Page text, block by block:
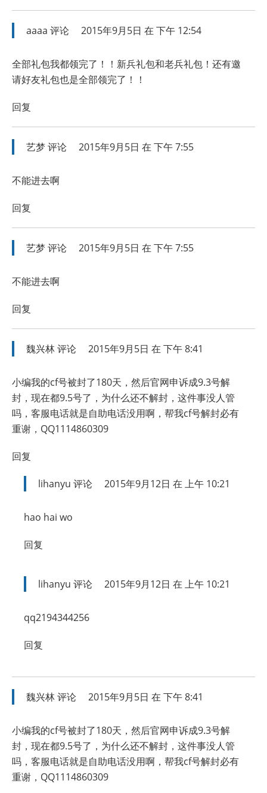
aaaa 评论 2015年9月5日 在 下午 12:54
全部礼包我都领完了！！新兵礼包和老兵礼包！还有邀
请好友礼包也是全部领完了！！
回复
艺梦评论 2015年9月5日 在 下午 7:55
不能进去啊
回复
艺梦评论 2015年9月5日 在 下午 7:55
不能进去啊
回复
魏兴林评论 2015年9月5日 在 下午 8:41
小编我的cf号被封了180天，然后官网申诉成9.3号解
封，现在都9.5号了，为什么还不解封，这件事没人管
吗，客服电话就是自助电话没用啊，帮我cf号解封必有
重谢，QQ1114860309
回复
lihanyu 评论 2015年9月12日 在 上午 10:21
hao hai wo
回复
lihanyu 评论 2015年9月12日 在 上午 10:21
qq2194344256
回复
魏兴林评论 2015年9月5日 在 下午 8:41
小编我的cf号被封了180天，然后官网申诉成9.3号解
封，现在都9.5号了，为什么还不解封，这件事没人管
吗，客服电话就是自助电话没用啊，帮我cf号解封必有
重谢，QQ1114860309